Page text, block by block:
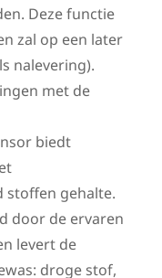
Deze functie
zal op een later
nalevering).
met de
biedt
stoffen gehalte.
door de ervaren
levert de
droge stof,